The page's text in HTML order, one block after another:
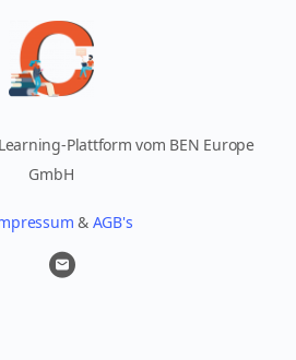
Plattform vom BEN Europe
GmbH
& AGB's